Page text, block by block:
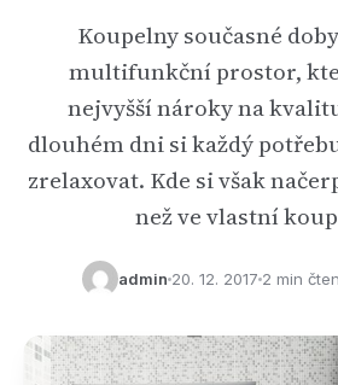
Koupelny současné
multifunkční prostor,
nejvyšší nároky na
dlouhém dni si každý
zrelaxovat. Kde si však
než ve vlastní
admin 20. 12. 2017 2 min